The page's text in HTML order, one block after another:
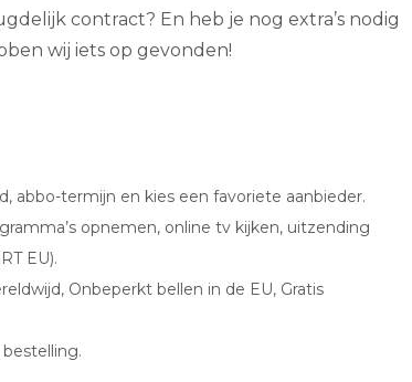
contract? En heb je nog extra’s nodig
wij iets op gevonden!
abbo-termijn en kies een favoriete aanbieder.
opnemen, online tv kijken, uitzending
EU).
Onbeperkt bellen in de EU, Gratis